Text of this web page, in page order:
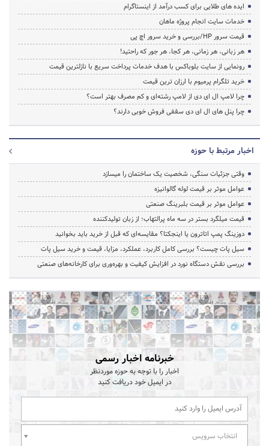
ایده های طلایی برای کسب درآمد از اینستاگرام
خدمات سایت انجام پروژه ماهان
قیمت سرور HP/بررسی و خرید سرور اچ پی
هر زبانی، هر زمانی، هر کجا، هر جور که راحتید!
رونمایی از سایت بلوباکس با هدف خدمات پرداخت سریع با نازلترین قیمت
خرید تلگرام پرمیوم با ارزان ترین قیمت
چرا لامپ ال ای دی از لامپ رشته‌ای و کم مصرف بهتر است؟
چرا پنل های ال ای دی سقفی فروش خوبی دارند؟
اخبار مرتبط با حوزه
وقتی جزئیات سنگی، شخصیت یک ساختمان را میسازد
عوامل موثر بر قیمت لوله گالوانیزه
عوامل موثر بر قیمت بلبرینگ صنعتی
قیمت میلگرد بستر در سه ماه پرالتهاب؛ از زبان تولیدکننده
دوزینگ پمپ اتاترون یا اینجکتا؟ مقایسه‌ای که قبل از خرید باید بخوانید
سیل پات چیست؟ بررسی کامل کاربرد، عملکرد، مزایا، قیمت و خرید سیل پات
بررسی نقش دستگاه نورد در افزایش کیفیت و بهره‌وری برای کارخانه‌های صنعتی
خبرنامه اخبار رسمی
اخبار را با توجه به حوزه موردنظر
در ایمیل خود دریافت کنید
انتخاب سرویس